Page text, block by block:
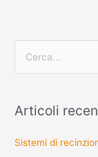
c
Articoli
Sistemi di